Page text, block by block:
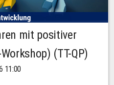
mit positiver
(TT-QP)
11:00